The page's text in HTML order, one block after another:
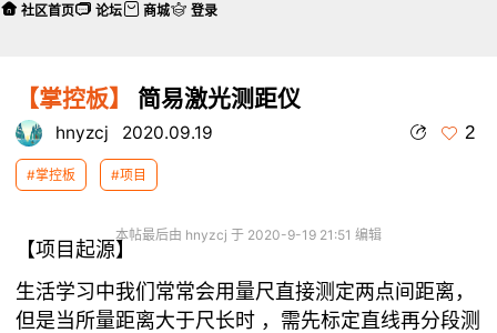
【掌控板】 简易激光测距仪
hnyzcj 2020.09.19 2
#掌控板 #项目
本帖最后由 hnyzcj 于 2020-9-19 21:51 编辑
【项目起源】
生活学习中我们常常会用量尺直接测定两点间距离，
但是当所量距离大于尺长时 ，需先标定直线再分段测
社区首页 论坛 商城 登录